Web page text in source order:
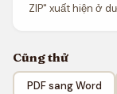
ZIP" xuất hiện ở
Cũng thử
PDF sang Word